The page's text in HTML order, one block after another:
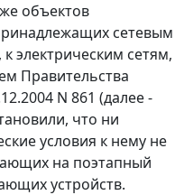
объектов
сетевым
электрическим сетям,
Правительства
N 861 (далее -
что ни
условия к нему не
на поэтапный
устройств.